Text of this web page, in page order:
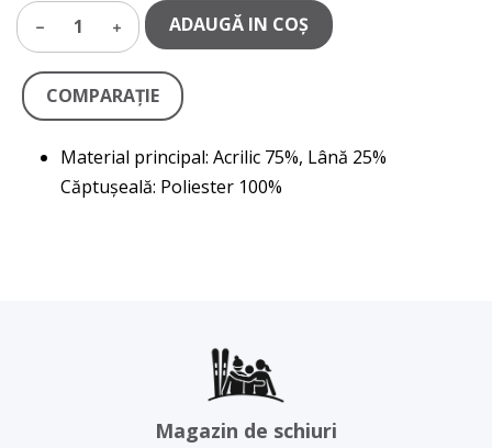
1 ADAUGĂ IN COŞ
COMPARAŢIE
Material principal: Acrilic 75%, Lână 25%
Căptușeală: Poliester 100%
Magazin de schiuri